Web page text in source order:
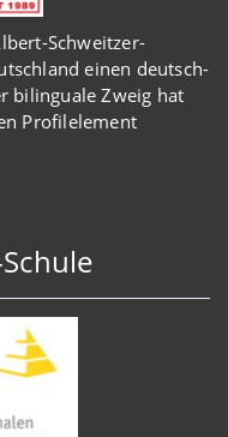
Schweitzer-
einen deutsch-
bilinguale Zweig hat
Profilelement